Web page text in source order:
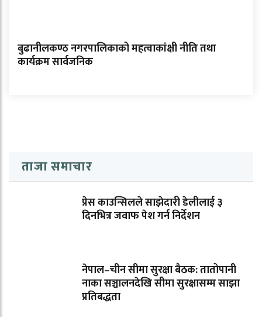
बुढानीलकण्ठ नगरपालिकाको महत्वाकांक्षी नीति तथा
कार्यक्रम सार्वजनिक
ताजा समाचार
प्रेस काउन्सिलले साझेदारी डेलीलाई ३
दिनभित्र जवाफ पेश गर्न निर्देशन
नेपाल–चीन सीमा सुरक्षा बैठक: तातोपानी
नाका सञ्चालनदेखि सीमा सुरक्षासम्म साझा
प्रतिबद्धता